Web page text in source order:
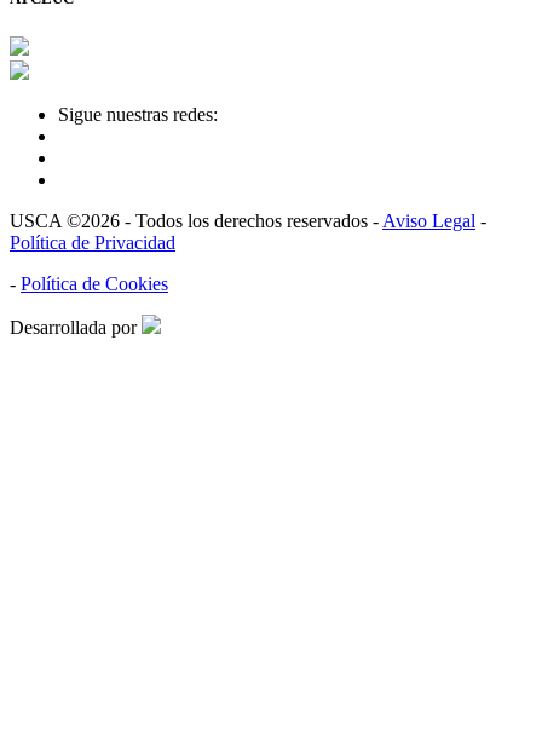
Sigue nuestras redes:
USCA ©2026 - Todos los derechos reservados - Aviso Legal -
Política de Privacidad
- Política de Cookies
Desarrollada por